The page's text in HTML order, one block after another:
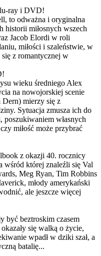
ray i DVD!
to odważna i oryginalna
historii miłosnych wszech
Jacob Elordi w roli
miłości i szaleństwie, w
się z romantycznej w
wieku średniego Alex
na nowojorskiej scenie
Dern) mierzy się z
Sytuacja zmusza ich do
poszukiwaniem własnych
miłość może przybrać
z okazji 40. rocznicy
wśród której znaleźli się Val
Meg Ryan, Tim Robbins
młody amerykański
ale jeszcze więcej
być beztroskim czasem
się walką o życie,
wpadł w dziki szał, a
batalię...